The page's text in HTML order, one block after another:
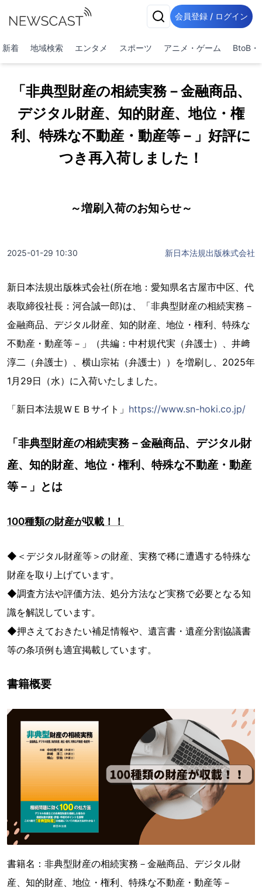
会員登録 / ログイン
新着 地域検索 エンタメ スポーツ アニメ・ゲーム BtoB・
「非典型財産の相続実務－金融商品、
デジタル財産、知的財産、地位・権
利、特殊な不動産・動産等－」好評に
つき再入荷しました！
～増刷入荷のお知らせ～
2025-01-29 10:30 新日本法規出版株式会社
新日本法規出版株式会社(所在地：愛知県名古屋市中区、代
表取締役社長：河合誠一郎)は、「非典型財産の相続実務－
金融商品、デジタル財産、知的財産、地位・権利、特殊な
不動産・動産等－」（共編：中村規代実（弁護士）、井﨑
淳二（弁護士）、横山宗祐（弁護士））を増刷し、2025年
1月29日（水）に入荷いたしました。
「新日本法規ＷＥＢサイト」 https://www.sn-hoki.co.jp/
「非典型財産の相続実務－金融商品、デジタル財
産、知的財産、地位・権利、特殊な不動産・動産
等－」とは
100種類の財産が収載！！
◆＜デジタル財産等＞の財産、実務で稀に遭遇する特殊な
財産を取り上げています。
◆調査方法や評価方法、処分方法など実務で必要となる知
識を解説しています。
◆押さえておきたい補足情報や、遺言書・遺産分割協議書
等の条項例も適宜掲載しています。
書籍概要
書籍名：非典型財産の相続実務－金融商品、デジタル財
産、知的財産、地位・権利、特殊な不動産・動産等－